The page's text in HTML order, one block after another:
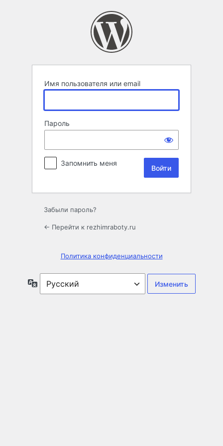
Имя пользователя или email
Пароль
Запомнить меня
Забыли пароль?
← Перейти к rezhimraboty.ru
Политика конфиденциальности
Язык